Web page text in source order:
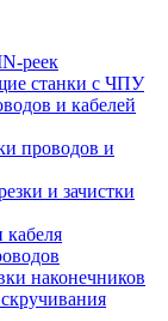
реек
станки с ЧПУ
и кабелей
проводов и
и зачистки
кабеля
наконечников